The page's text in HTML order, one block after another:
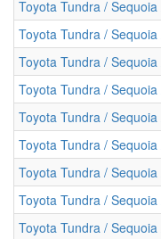
Toyota Tundra /
Toyota Tundra / Sequoia
Toyota Tundra / Sequoia
Toyota Tundra /
Toyota Tundra /
Toyota Tundra /
Toyota Tundra /
Toyota Tundra /
Toyota Tundra /